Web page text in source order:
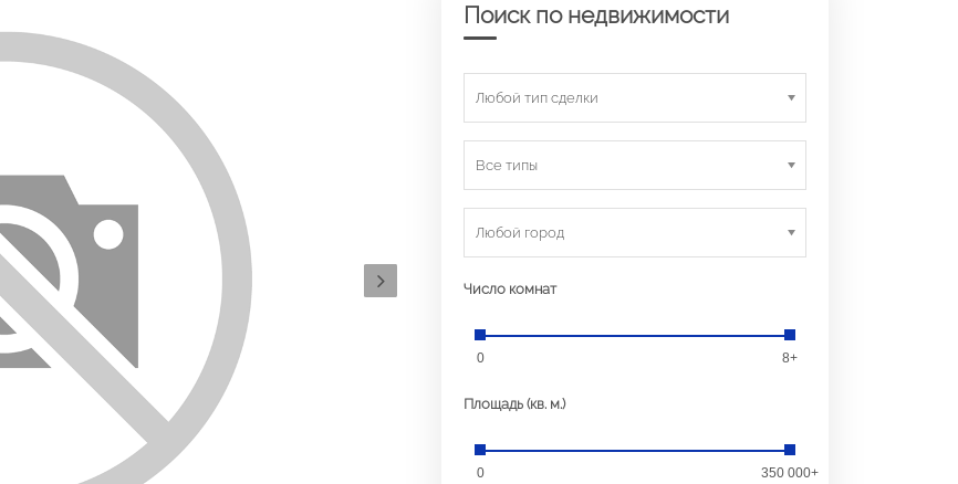
Поиск по недвижимости
Любой тип сделки
Все типы
Любой город
Число комнат
0 8+
Площадь (кв. м.)
0 350 000+